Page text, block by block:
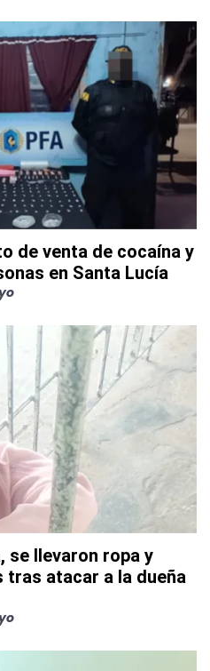
de venta de cocaína y
en Santa Lucía
se llevaron ropa y
atacar a la dueña